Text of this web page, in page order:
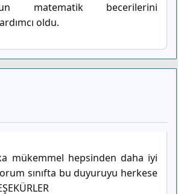
matematik becerilerini
oldu.
mükemmel hepsinden daha iyi
sınıfta bu duyuruyu herkese